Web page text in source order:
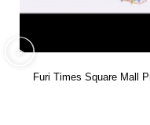
Furi Times Square Mall